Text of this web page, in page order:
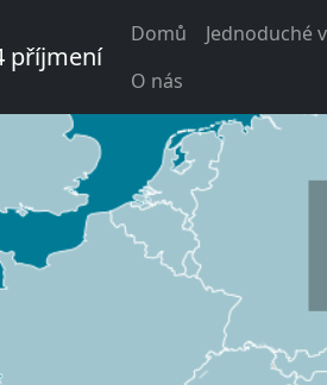
příjmení
Domů Jednoduché
O nás